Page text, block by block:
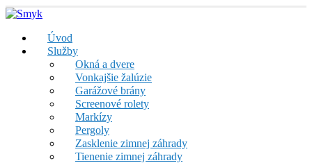
Úvod
Služby
Okná a dvere
Vonkajšie žalúzie
Garážové brány
Screenové rolety
Markízy
Pergoly
Zasklenie zimnej záhrady
Tienenie zimnej záhrady